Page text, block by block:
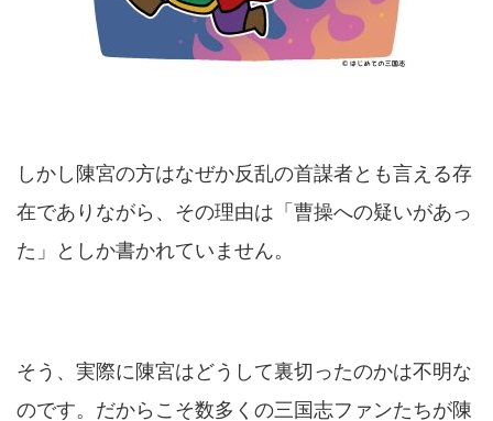
しかし陳宮の方はなぜか反乱の首謀者とも言える存
在でありながら、その理由は「曹操への疑いがあっ
た」としか書かれていません。
そう、実際に陳宮はどうして裏切ったのかは不明な
のです。だからこそ数多くの三国志ファンたちが陳